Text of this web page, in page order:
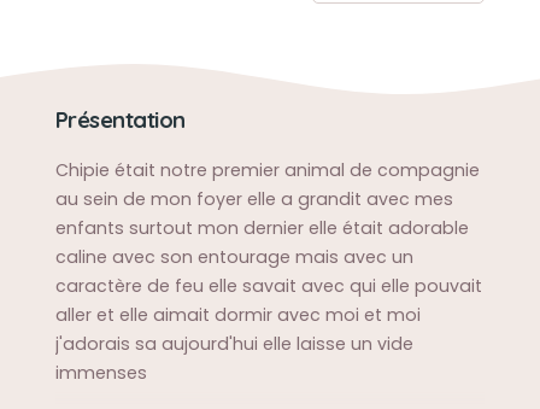
Présentation
Chipie était notre premier animal de compagnie
au sein de mon foyer elle a grandit avec mes
enfants surtout mon dernier elle était adorable
caline avec son entourage mais avec un
caractère de feu elle savait avec qui elle pouvait
aller et elle aimait dormir avec moi et moi
j'adorais sa aujourd'hui elle laisse un vide
immenses